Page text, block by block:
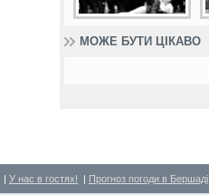
МОЖЕ БУТИ ЦІКАВО
| У нас в гостях! | Прогноз погоди в Бершаді